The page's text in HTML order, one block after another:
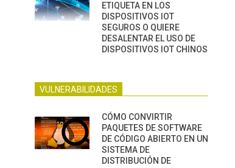
ETIQUETA EN LOS
DISPOSITIVOS IOT
SEGUROS O QUIERE
DESALENTAR EL USO DE
DISPOSITIVOS IOT CHINOS
VULNERABILIDADES
CÓMO CONVIRTIR
PAQUETES DE SOFTWARE
DE CÓDIGO ABIERTO EN UN
SISTEMA DE
DISTRIBUCIÓN DE